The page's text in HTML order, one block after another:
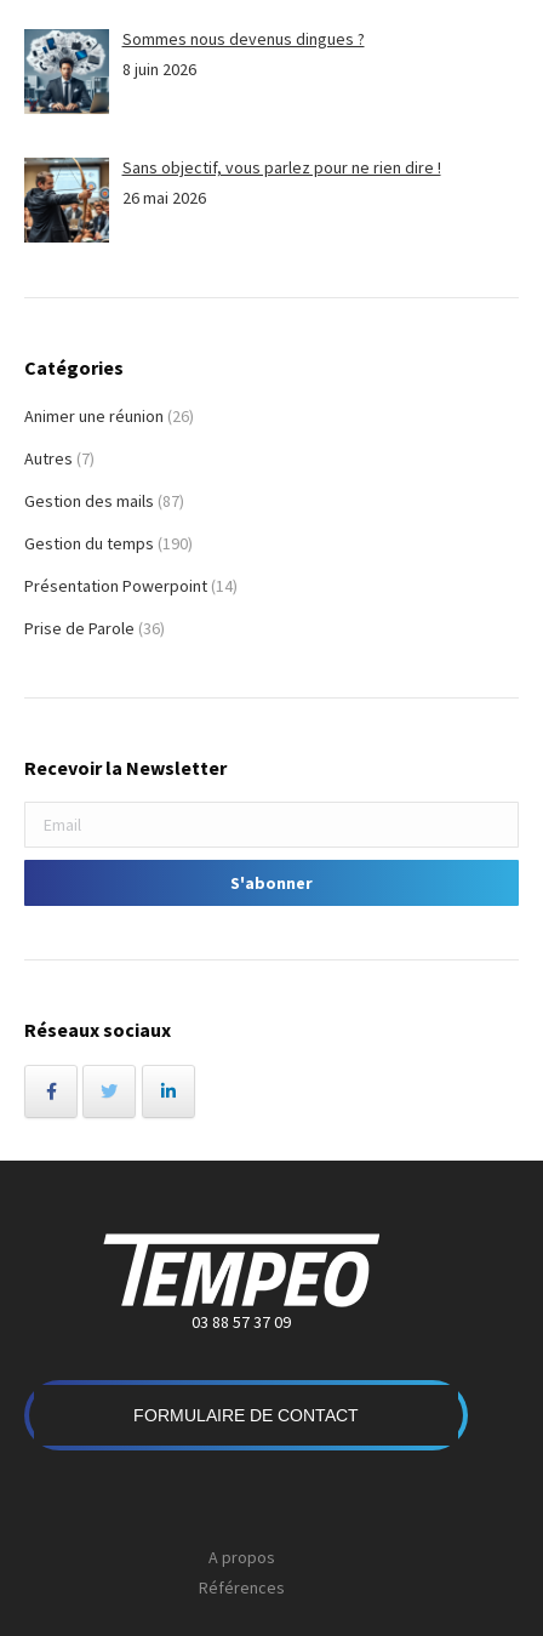
Sommes nous devenus dingues ?
8 juin 2026
Sans objectif, vous parlez pour ne rien dire !
26 mai 2026
Catégories
Animer une réunion (26)
Autres (7)
Gestion des mails (87)
Gestion du temps (190)
Présentation Powerpoint (14)
Prise de Parole (36)
Recevoir la Newsletter
Réseaux sociaux
03 88 57 37 09
FORMULAIRE DE CONTACT
A propos
Références